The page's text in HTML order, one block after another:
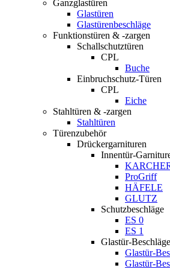
Ganzglastüren
Glastüren
Glastürenbeschläge
Funktionstüren & -zargen
Schallschutztüren
CPL
Buche
Einbruchschutz-Türen
CPL
Eiche
Stahltüren & -zargen
Stahltüren
Türenzubehör
Drückergarnituren
Innentür-
ProGriff
HÄFELE
GLUTZ
Schutzbeschläge
ES 0
ES 1
Glastür-Beschläge
Glastür-
Glastür-